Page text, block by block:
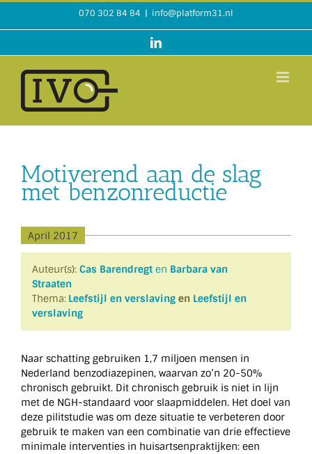
Ga
070 302 84 84 | info@platform31.nl
LinkedIn
Motiverend aan de slag
met benzonreductie
April 2017
Auteur(s): Cas Barendregt en Barbara van
Straaten
Thema: Leefstijl en verslaving en Leefstijl en
verslaving
Naar schatting gebruiken 1,7 miljoen mensen in
Nederland benzodiazepinen, waarvan zo’n 20-50%
chronisch gebruikt. Dit chronisch gebruik is niet in lijn
met de NGH-standaard voor slaapmiddelen. Het doel van
deze pilitstudie was om deze situatie te verbeteren door
gebruik te maken van een combinatie van drie effectieve
minimale interventies in huisartsenpraktijken: een